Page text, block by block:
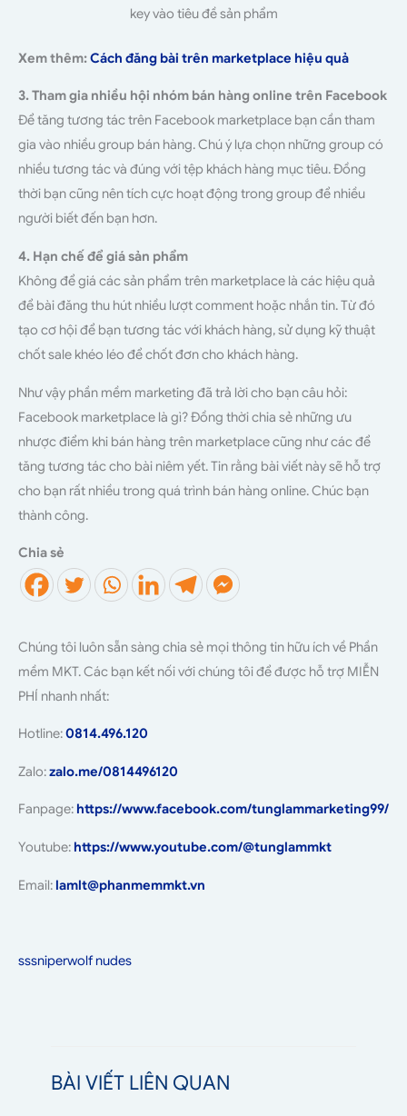
key vào tiêu đề sản phẩm
Xem thêm:Cách đăng bài trên marketplace hiệu quả
3. Tham gia nhiều hội nhóm bán hàng online trên Facebook
Để tăng tương tác trên Facebook marketplace bạn cần tham
gia vào nhiều group bán hàng. Chú ý lựa chọn những group có
nhiều tương tác và đúng với tệp khách hàng mục tiêu. Đồng
thời bạn cũng nên tích cực hoạt động trong group để nhiều
người biết đến bạn hơn.
4. Hạn chế để giá sản phẩm
Không để giá các sản phẩm trên marketplace là các hiệu quả
để bài đăng thu hút nhiều lượt comment hoặc nhắn tin. Từ đó
tạo cơ hội để bạn tương tác với khách hàng, sử dụng kỹ thuật
chốt sale khéo léo để chốt đơn cho khách hàng.
Như vậy phần mềm marketing đã trả lời cho bạn câu hỏi:
Facebook marketplace là gì? Đồng thời chia sẻ những ưu
nhược điểm khi bán hàng trên marketplace cũng như các để
tăng tương tác cho bài niêm yết. Tin rằng bài viết này sẽ hỗ trợ
cho bạn rất nhiều trong quá trình bán hàng online. Chúc bạn
thành công.
Chia sẻ
Chúng tôi luôn sẵn sàng chia sẻ mọi thông tin hữu ích về Phần
mềm MKT. Các bạn kết nối với chúng tôi để được hỗ trợ MIỄN
PHÍ nhanh nhất:
Hotline:0814.496.120
Zalo:zalo.me/0814496120
Fanpage: https://www.facebook.com/tunglammarketing99/
Youtube: https://www.youtube.com/@tunglammkt
Email: lamlt@phanmemmkt.vn
sssniperwolf nudes
BÀI VIẾT LIÊN QUAN